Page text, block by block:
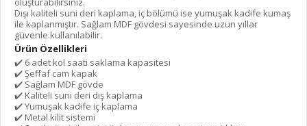
Dışı kaliteli suni deri kaplama, iç bölümü ise yumuşak kadife kumaş
ile kaplanmıştır. Sağlam MDF gövdesi sayesinde uzun yıllar
güvenle kullanılabilir.
Ürün Özellikleri
✔️ 6 adet kol saati saklama kapasitesi
✔️ Şeffaf cam kapak
✔️ Sağlam MDF gövde
✔️ Kaliteli suni deri dış kaplama
✔️ Yumuşak kadife iç kaplama
✔️ Metal kilit sistemi